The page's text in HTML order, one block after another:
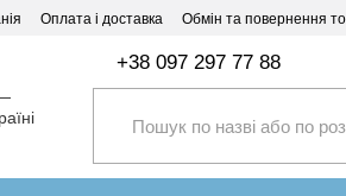
Оплата і доставка Обмін та повернення
+38 097 297 77 88